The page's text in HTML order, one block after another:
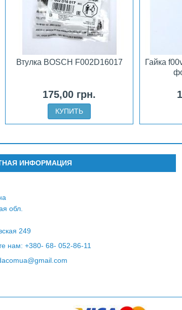
Втулка BOSCH F002D16017
175,00 грн.
КУПИТЬ
Гайка
ИНФОРМАЦИЯ
обл.
249
нам: +380- 68- 052-86-11